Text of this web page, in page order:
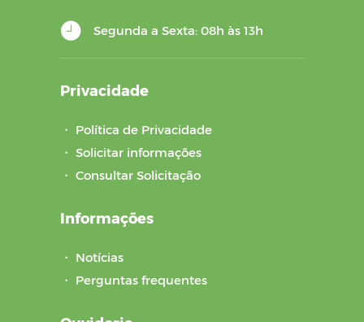
Segunda a Sexta: 08h às 13h
Privacidade
・ Política de Privacidade
・ Solicitar informações
・ Consultar Solicitação
Informações
・ Notícias
・ Perguntas frequentes